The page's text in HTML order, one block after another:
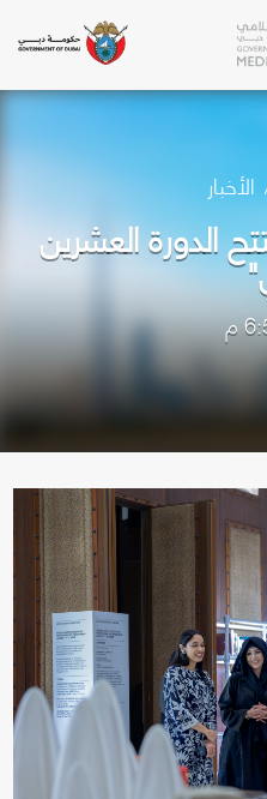
الأخبار
الدورة العشرين